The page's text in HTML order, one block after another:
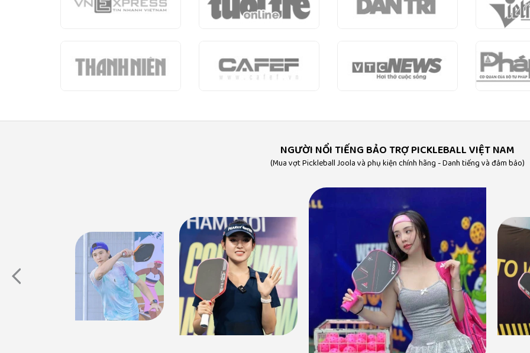
NGƯỜI NỔI TIẾNG BẢO TRỢ PICKLEBALL VIỆT NAM
(Mua vợt Pickleball Joola và phụ kiện chính hãng - Danh tiếng và đảm bảo)